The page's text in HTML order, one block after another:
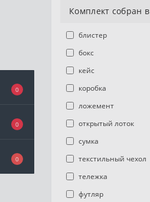
0
0
0
Комплект собран в
блистер
бокс
кейс
коробка
ложемент
открытый лоток
сумка
текстильный чехол
тележка
футляр